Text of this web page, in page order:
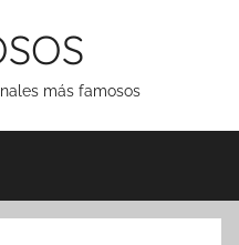
más famosos